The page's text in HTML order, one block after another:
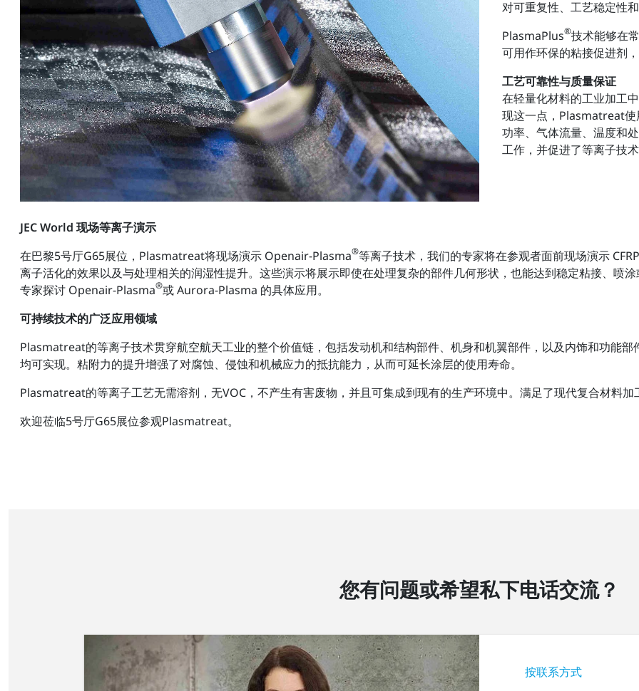
对可重复性、工艺稳定性
PlasmaPlus®技术能够在
可用作环保的粘接促进剂
工艺可靠性与质量保证
在轻量化材料的工业加工
现这一点，Plasmatreat使
功率、气体流量、温度和
工作，并促进了等离子技
JEC World 现场等离子演示
在巴黎5号厅G65展位，Plasmatreat将现场演示 Openair-Plasma®等离子技术，我们的专家将在参观者面前现场演示
离子活化的效果以及与处理相关的润湿性提升。这些演示将展示即使在处理复杂的部件几何形状，也能达到稳定粘接、喷
专家探讨 Openair-Plasma®或 Aurora-Plasma 的具体应用。
可持续技术的广泛应用领域
Plasmatreat的等离子技术贯穿航空航天工业的整个价值链，包括发动机和结构部件、机身和机翼部件，以及内饰和功能
均可实现。粘附力的提升增强了对腐蚀、侵蚀和机械应力的抵抗能力，从而可延长涂层的使用寿命。
Plasmatreat的等离子工艺无需溶剂，无VOC，不产生有害废物，并且可集成到现有的生产环境中。满足了现代复合材料
欢迎莅临5号厅G65展位参观Plasmatreat。
您有问题或希望私下电话交流？
按联系方式